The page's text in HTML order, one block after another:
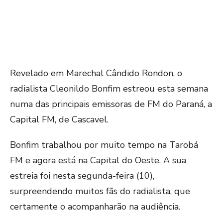
Revelado em Marechal Cândido Rondon, o
radialista Cleonildo Bonfim estreou esta semana
numa das principais emissoras de FM do Paraná, a
Capital FM, de Cascavel.
Bonfim trabalhou por muito tempo na Tarobá
FM e agora está na Capital do Oeste. A sua
estreia foi nesta segunda-feira (10),
surpreendendo muitos fãs do radialista, que
certamente o acompanharão na audiência.